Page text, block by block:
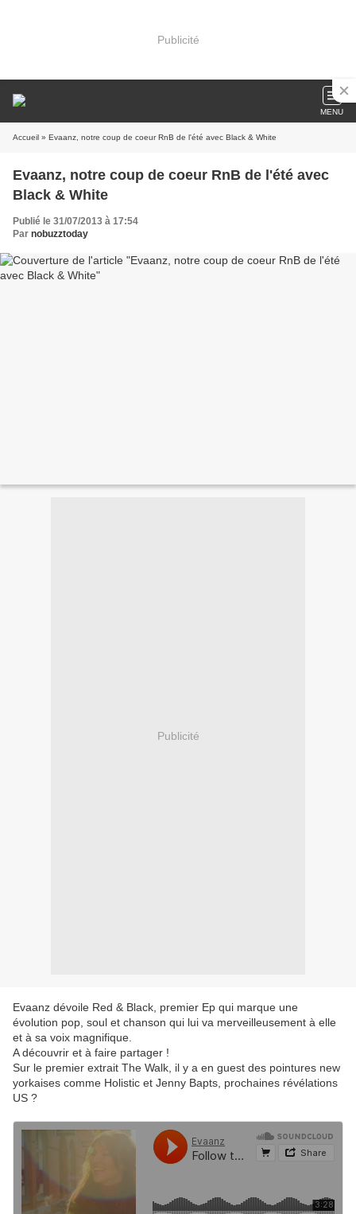
Publicité
MENU
Accueil » Evaanz, notre coup de coeur RnB de l'été avec Black & White
Evaanz, notre coup de coeur RnB de l'été avec
Black & White
Publié le 31/07/2013 à 17:54
Par nobuzztoday
Publicité
Evaanz dévoile Red & Black, premier Ep qui marque une
évolution pop, soul et chanson qui lui va merveilleusement à elle
et à sa voix magnifique.
A découvrir et à faire partager !
Sur le premier extrait The Walk, il y a en guest des pointures new
yorkaises comme Holistic et Jenny Bapts, prochaines révélations
US ?